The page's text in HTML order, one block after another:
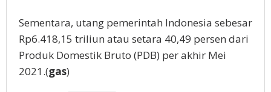
Sementara, utang pemerintah Indonesia sebesar
Rp6.418,15 triliun atau setara 40,49 persen dari
Produk Domestik Bruto (PDB) per akhir Mei
2021.(gas)